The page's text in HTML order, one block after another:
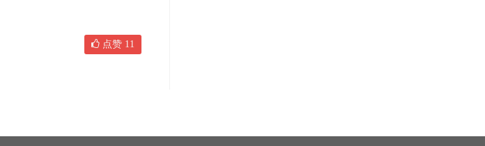
点赞 11